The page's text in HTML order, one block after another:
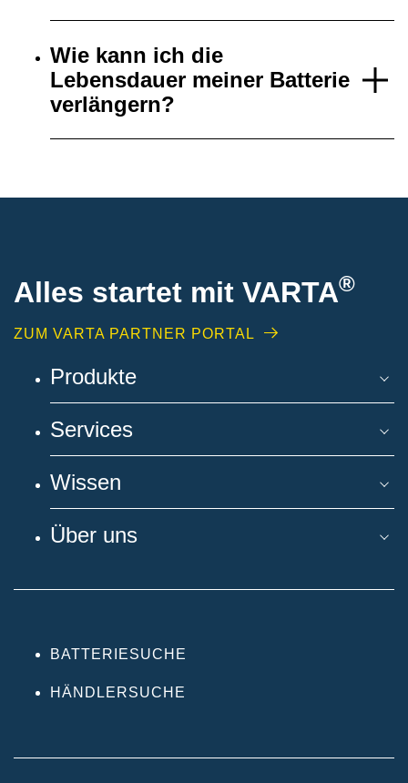
Wie kann ich die
Lebensdauer meiner Batterie
verlängern?
Alles startet mit VARTA®
ZUM VARTA PARTNER PORTAL
Produkte
Services
Wissen
Über uns
BATTERIESUCHE
HÄNDLERSUCHE